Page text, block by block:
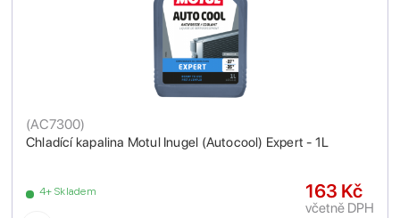
Chladící kapalina Motul Inugel (Autocool) Expert - 1L
(AC7300)
4+ Skladem 163 Kč
včetně DPH